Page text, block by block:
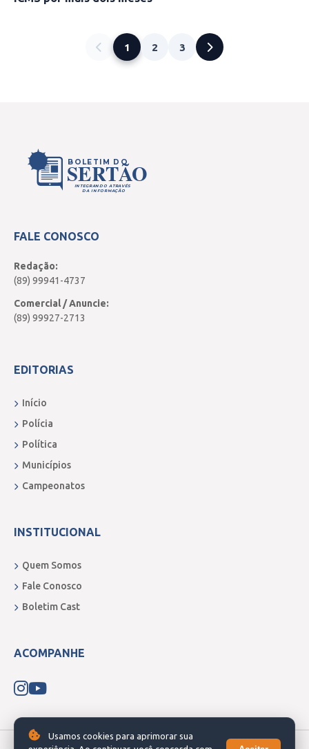
1 2 3
BOLETIM DO
SERTÃO
INTEGRANDO ATRAVÉS
DA INFORMAÇÃO
FALE CONOSCO
Redação:
(89) 99941-4737
Comercial / Anuncie:
(89) 99927-2713
EDITORIAS
Início
Polícia
Política
Municípios
Campeonatos
INSTITUCIONAL
Quem Somos
Fale Conosco
Boletim Cast
ACOMPANHE
Usamos cookies para aprimorar sua